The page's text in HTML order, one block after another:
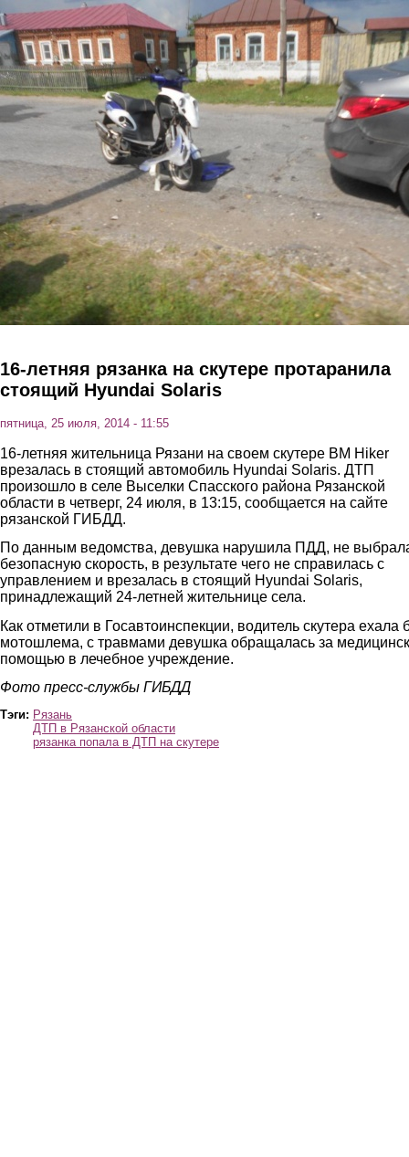
Перейти к основному содержанию
16-летняя рязанка на скутере протаранила
стоящий Hyundai Solaris
пятница, 25 июля, 2014 - 11:55
16-летняя жительница Рязани на своем скутере BM Hiker
врезалась в стоящий автомобиль Hyundai Solaris. ДТП
произошло в селе Выселки Спасского района Рязанской
области в четверг, 24 июля, в 13:15, сообщается на сайте
рязанской ГИБДД.
По данным ведомства, девушка нарушила ПДД, не
безопасную скорость, в результате чего не справилась с
управлением и врезалась в стоящий Hyundai Solaris,
принадлежащий 24-летней жительнице села.
Как отметили в Госавтоинспекции, водитель скутера ехала
мотошлема, с травмами девушка обращалась за
помощью в лечебное учреждение.
Фото пресс-службы ГИБДД
Тэги: Рязань
ДТП в Рязанской области
рязанка попала в ДТП на скутере